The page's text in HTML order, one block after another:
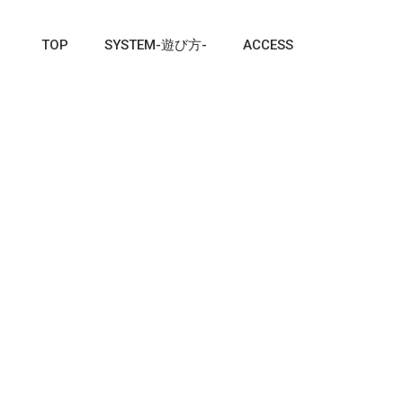
TOP SYSTEM-遊び方- ACCESS